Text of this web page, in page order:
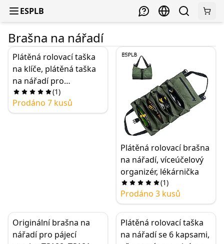
ESPLB
Brašna na nářadí
Plátěná rolovací taška
na klíče, plátěná taška
na nářadí pro
elektrikáře, velký
voděodolný rolovací
organizér s 22 kapsami
(1)
Prodáno 7 kusů
Plátěná rolovací brašna
na nářadí, víceúčelový
organizér, lékárnička
(1)
Prodáno 3 kusů
Originální brašna na
nářadí pro pájecí
Plátěná rolovací taška
na nářadí se 6 kapsami,